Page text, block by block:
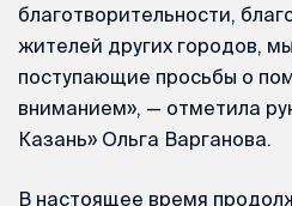
благотворительности,
жителей других городов,
поступающие просьбы о
вниманием», — отметила
Казань» Ольга Варганова.
В настоящее время